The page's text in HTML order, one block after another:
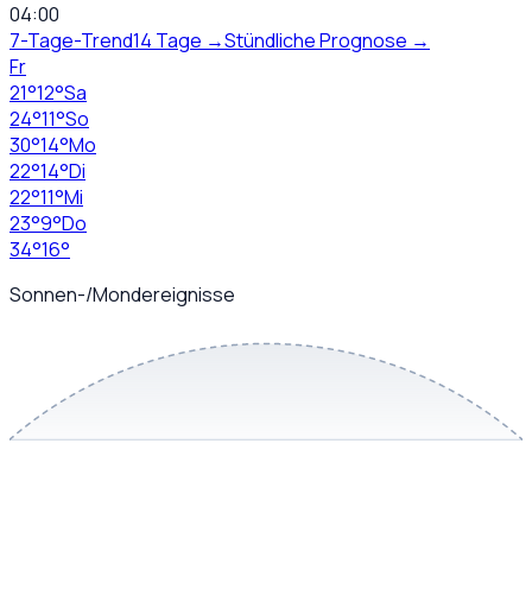
04:00
7-Tage-Trend14 Tage →Stündliche Prognose →
Fr
21°12°Sa
24°11°So
30°14°Mo
22°14°Di
22°11°Mi
23°9°Do
34°16°
Sonnen-/Mondereignisse